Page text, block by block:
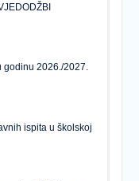
2026./2027.
ispita u školskoj